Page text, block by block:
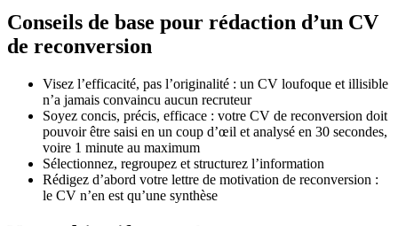
Conseils de base pour rédaction d’un CV
de reconversion
Visez l’efficacité, pas l’originalité : un CV loufoque et illisible
n’a jamais convaincu aucun recruteur
Soyez concis, précis, efficace : votre CV de reconversion doit
pouvoir être saisi en un coup d’œil et analysé en 30 secondes,
voire 1 minute au maximum
Sélectionnez, regroupez et structurez l’information
Rédigez d’abord votre lettre de motivation de reconversion :
le CV n’en est qu’une synthèse